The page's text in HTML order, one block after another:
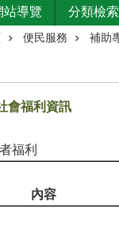
站導覽 分類檢索
便民服務 補助
會福利資訊
福利
內容